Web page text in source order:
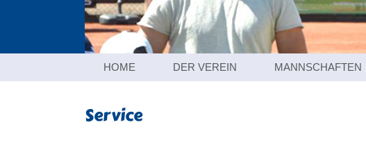
Navigation
HOME DER VEREIN MANNSCHAFTEN
Service